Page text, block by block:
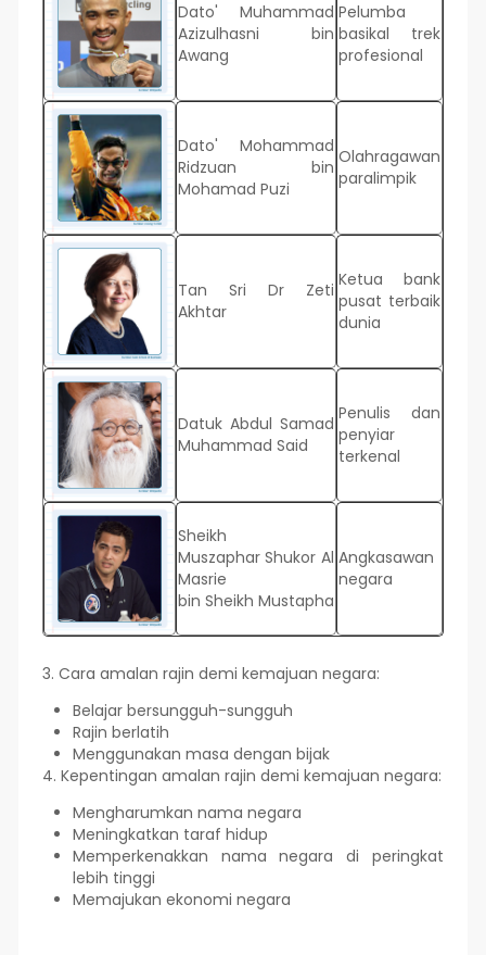
Dato' Muhammad
Azizulhasni bin
Awang
Pelumba
basikal trek
profesional
Dato' Mohammad
Ridzuan bin
Mohamad Puzi
Olahragawan
paralimpik
Tan Sri Dr Zeti
Akhtar
Ketua bank
pusat terbaik
dunia
Datuk Abdul Samad
Muhammad Said
Penulis dan
penyiar
terkenal
Sheikh
Muszaphar Shukor Al
Masrie
bin Sheikh Mustapha
Angkasawan
negara
3. Cara amalan rajin demi kemajuan negara:
Belajar bersungguh-sungguh
Rajin berlatih
Menggunakan masa dengan bijak
4. Kepentingan amalan rajin demi kemajuan negara:
Mengharumkan nama negara
Meningkatkan taraf hidup
Memperkenakkan nama negara di peringkat
lebih tinggi
Memajukan ekonomi negara